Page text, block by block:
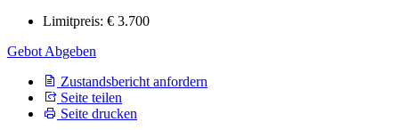
Limitpreis: € 3.700
Gebot Abgeben
Zustandsbericht anfordern
Seite teilen
Seite drucken